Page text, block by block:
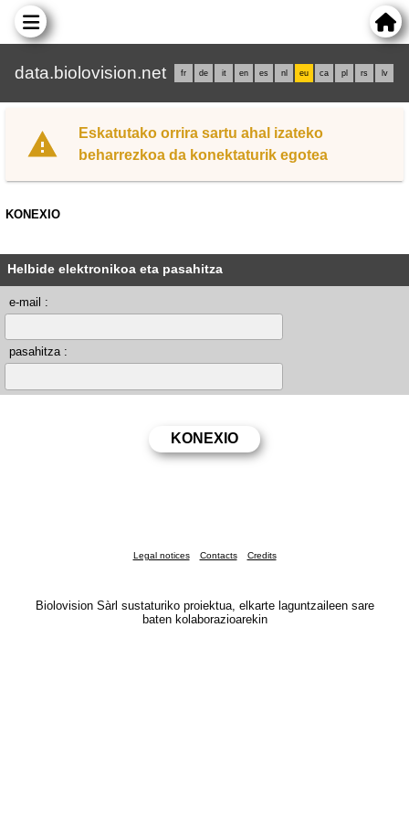
data.biolovision.net fr de it en es nl eu ca pl rs lv
Eskatutako orrira sartu ahal izateko
beharrezkoa da konektaturik egotea
KONEXIO
Helbide elektronikoa eta pasahitza
e-mail :
pasahitza :
Legal notices Contacts Credits
Biolovision Sàrl sustaturiko proiektua, elkarte laguntzaileen sare
baten kolaborazioarekin